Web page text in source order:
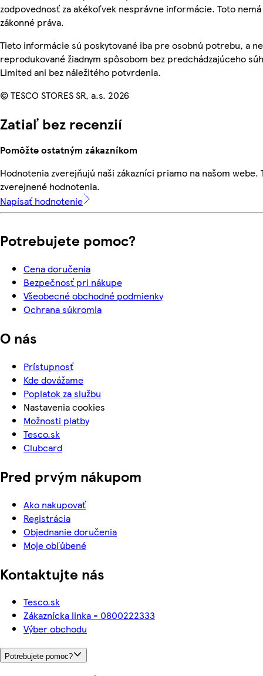
zodpovednosť za akékoľvek nesprávne informácie. Toto nemá
zákonné práva.
Tieto informácie sú poskytované iba pre osobnú potrebu, a
reprodukované žiadnym spôsobom bez predchádzajúceho
Limited ani bez náležitého potvrdenia.
© TESCO STORES SR, a.s. 2026
Zatiaľ bez recenzií
Pomôžte ostatným zákazníkom
Hodnotenia zverejňujú naši zákazníci priamo na našom webe.
zverejnené hodnotenia.
Napísať hodnotenie
Potrebujete pomoc?
Cena doručenia
Bezpečnosť pri nákupe
Všeobecné obchodné podmienky
Ochrana súkromia
O nás
Prístupnosť
Kde dovážame
Poplatok za službu
Nastavenia cookies
Možnosti platby
Tesco.sk
Clubcard
Pred prvým nákupom
Ako nakupovať
Registrácia
Objednanie doručenia
Moje obľúbené
Kontaktujte nás
Tesco.sk
Zákaznícka linka - 0800222333
Výber obchodu
Potrebujete pomoc?